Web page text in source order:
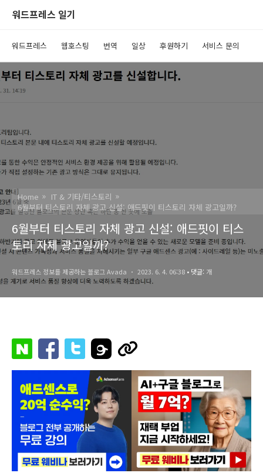
워드프레스 일기
워드프레스 웹호스팅 번역 일상 후원하기 서비스 문의
Home
IT & 기타/티스토리
6월부터 티스토리 자체 광고 신설: 애드핏이 티스토리 자체 광고일까?
6월부터 티스토리 자체 광고 신설: 애드핏이 티스
토리 자체 광고일까?
워드프레스 정보를 제공하는 블로그 Avada 2023. 6. 4. 06:38 • 댓글: 개